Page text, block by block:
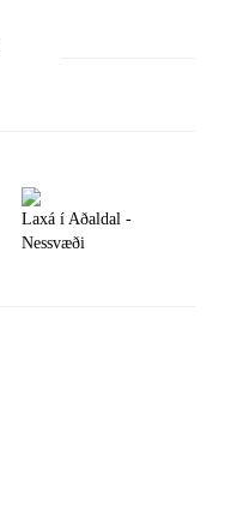
Laxá í Aðaldal -
Nessvæði